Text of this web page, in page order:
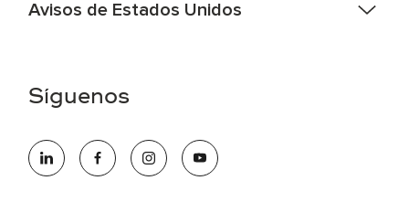
Avisos de Estados Unidos
electrónico hqaffirmativeaction@marriott.com
oportunidades que se compromete a contratar una fuerza
de trabajo diversa y a mantener una cultura inclusiva.
Síguenos